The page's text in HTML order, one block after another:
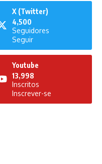
X (Twitter)
4,500
Seguidores
Seguir
Youtube
13,998
Inscritos
Inscrever-se